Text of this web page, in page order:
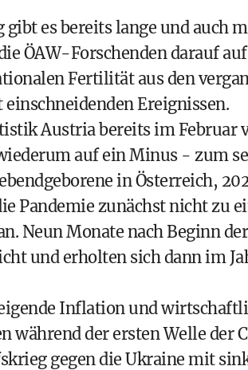
es bereits lange und auch
ÖAW-Forschenden darauf
Fertilität aus den
Ereignissen.
Austria bereits im Februar
auf ein Minus - zum
in Österreich,
Pandemie zunächst nicht zu
Neun Monate nach Beginn
und erholten sich dann im
Inflation und
während der ersten Welle der
gegen die Ukraine mit